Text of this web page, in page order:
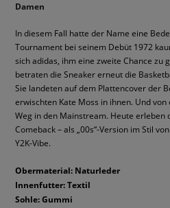
Damen
In diesem Fall hatte der Name eine
Tournament bei seinem Debüt 1972
sich adidas, ihm eine zweite Chance zu
betraten die Sneaker erneut die
Sie landeten auf dem Plattencover der
erwischten Kate Moss in ihnen. Und
Weg in den Mainstream. Heute erleben
Comeback – als „00s“-Version im Stil
Y2K-Vibe.
Obermaterial: Naturleder
Innenfutter: Textil
Sohle: Gummi